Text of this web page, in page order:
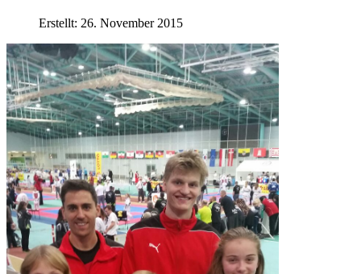
Erstellt: 26. November 2015